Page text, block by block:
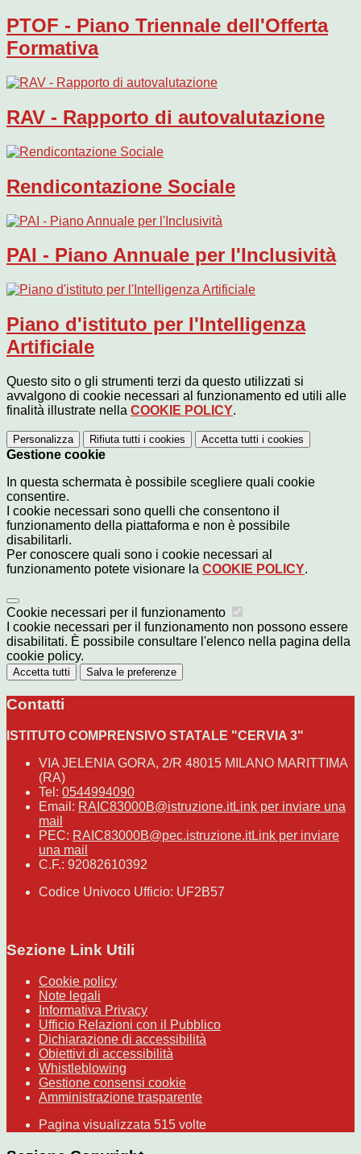
PTOF - Piano Triennale dell'Offerta
Formativa
RAV - Rapporto di autovalutazione
Rendicontazione Sociale
PAI - Piano Annuale per l'Inclusività
Piano d'istituto per l'Intelligenza
Artificiale
Questo sito o gli strumenti terzi da questo utilizzati si
avvalgono di cookie necessari al funzionamento ed utili alle
finalità illustrate nella COOKIE POLICY.
Personalizza Rifiuta tutti i cookies Accetta tutti i cookies
Gestione cookie
In questa schermata è possibile scegliere quali cookie
consentire.
I cookie necessari sono quelli che consentono il
funzionamento della piattaforma e non è possibile
disabilitarli.
Per conoscere quali sono i cookie necessari al
funzionamento potete visionare la COOKIE POLICY.
Cookie necessari per il funzionamento
I cookie necessari per il funzionamento non possono essere
disabilitati. È possibile consultare l'elenco nella pagina della
cookie policy.
Accetta tutti Salva le preferenze
Contatti
ISTITUTO COMPRENSIVO STATALE "CERVIA 3"
VIA JELENIA GORA, 2/R 48015 MILANO MARITTIMA
(RA)
Tel: 0544994090
Email: RAIC83000B@istruzione.itLink per inviare una
mail
PEC: RAIC83000B@pec.istruzione.itLink per inviare
una mail
C.F.: 92082610392
Codice Univoco Ufficio: UF2B57
Sezione Link Utili
Cookie policy
Note legali
Informativa Privacy
Ufficio Relazioni con il Pubblico
Dichiarazione di accessibilità
Obiettivi di accessibilità
Whistleblowing
Gestione consensi cookie
Amministrazione trasparente
Pagina visualizzata 515 volte